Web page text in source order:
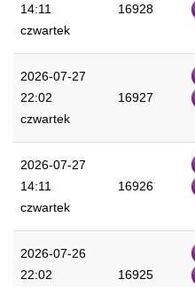
14:11
czwartek
16928
2026-07-27
22:02
czwartek
16927
2026-07-27
14:11
czwartek
16926
2026-07-26
22:02
16925